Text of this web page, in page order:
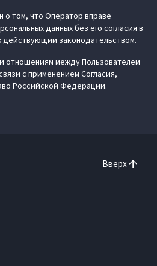
о том, что Оператор вправе
данных без его согласия в
действующим законодательством.
отношениям между Пользователем
с применением Согласия,
Российской Федерации.
Вверх